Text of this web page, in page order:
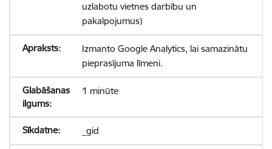
uzlabotu vietnes darbību un
pakalpojumus)
Izmanto Google Analytics, lai samazinātu
pieprasījuma līmeni.
1 minūte
_gid